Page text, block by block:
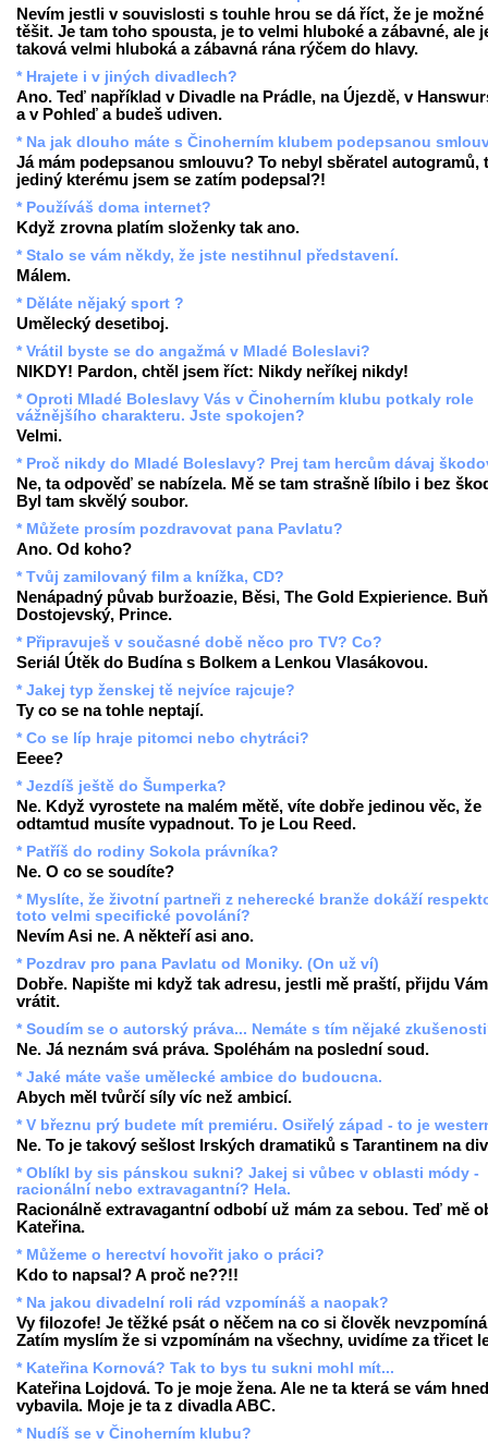
Nevím jestli v souvislosti s touhle hrou se dá říct, že je možné
těšit. Je tam toho spousta, je to velmi hluboké a zábavné, ale
taková velmi hluboká a zábavná rána rýčem do hlavy.
* Hrajete i v jiných divadlech?
Ano. Teď například v Divadle na Prádle, na Újezdě, v
a v Pohleď a budeš udiven.
* Na jak dlouho máte s Činoherním klubem podepsanou
Já mám podepsanou smlouvu? To nebyl sběratel autogramů,
jediný kterému jsem se zatím podepsal?!
* Používáš doma internet?
Když zrovna platím složenky tak ano.
* Stalo se vám někdy, že jste nestihnul představení.
Málem.
* Děláte nějaký sport ?
Umělecký desetiboj.
* Vrátil byste se do angažmá v Mladé Boleslavi?
NIKDY! Pardon, chtěl jsem říct: Nikdy neříkej nikdy!
* Oproti Mladé Boleslavy Vás v Činoherním klubu potkaly role
vážnějšího charakteru. Jste spokojen?
Velmi.
* Proč nikdy do Mladé Boleslavy? Prej tam hercům dávaj
Ne, ta odpověď se nabízela. Mě se tam strašně líbilo i bez
Byl tam skvělý soubor.
* Můžete prosím pozdravovat pana Pavlatu?
Ano. Od koho?
* Tvůj zamilovaný film a knížka, CD?
Nenápadný půvab buržoazie, Běsi, The Gold Expierience.
Dostojevský, Prince.
* Připravuješ v současné době něco pro TV? Co?
Seriál Útěk do Budína s Bolkem a Lenkou Vlasákovou.
* Jakej typ ženskej tě nejvíce rajcuje?
Ty co se na tohle neptají.
* Co se líp hraje pitomci nebo chytráci?
Eeee?
* Jezdíš ještě do Šumperka?
Ne. Když vyrostete na malém mětě, víte dobře jedinou věc, že
odtamtud musíte vypadnout. To je Lou Reed.
* Patříš do rodiny Sokola právníka?
Ne. O co se soudíte?
* Myslíte, že životní partneři z neherecké branže dokáží
toto velmi specifické povolání?
Nevím Asi ne. A někteří asi ano.
* Pozdrav pro pana Pavlatu od Moniky. (On už ví)
Dobře. Napište mi když tak adresu, jestli mě praští, přijdu
vrátit.
* Soudím se o autorský práva... Nemáte s tím nějaké
Ne. Já neznám svá práva. Spoléhám na poslední soud.
* Jaké máte vaše umělecké ambice do budoucna.
Abych měl tvůrčí síly víc než ambicí.
* V březnu prý budete mít premiéru. Osiřelý západ - to je
Ne. To je takový sešlost Irských dramatiků s Tarantinem na
* Oblíkl by sis pánskou sukni? Jakej si vůbec v oblasti módy -
racionální nebo extravagantní? Hela.
Racionálně extravagantní odbobí už mám za sebou. Teď mě
Kateřina.
* Můžeme o herectví hovořit jako o práci?
Kdo to napsal? A proč ne??!!
* Na jakou divadelní roli rád vzpomínáš a naopak?
Vy filozofe! Je těžké psát o něčem na co si člověk
Zatím myslím že si vzpomínám na všechny, uvidíme za třicet
* Kateřina Kornová? Tak to bys tu sukni mohl mít...
Kateřina Lojdová. To je moje žena. Ale ne ta která se vám hned
vybavila. Moje je ta z divadla ABC.
* Nudíš se v Činoherním klubu?